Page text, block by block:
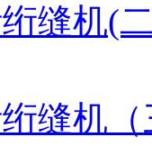
缝机(
缝机